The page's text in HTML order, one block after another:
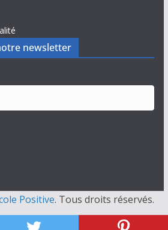
newsletter
Positive. Tous droits réservés.